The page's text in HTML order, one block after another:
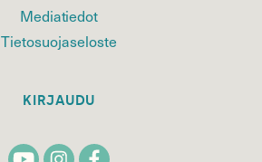
Mediatiedot
Tietosuojaseloste
KIRJAUDU